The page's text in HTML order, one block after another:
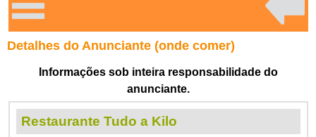
Detalhes do Anunciante (onde comer)
Informações sob inteira responsabilidade do
anunciante.
Restaurante Tudo a Kilo